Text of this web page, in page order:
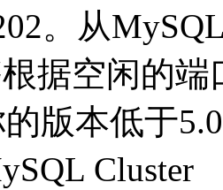
。从
据空闲的
版本低于
Cluster